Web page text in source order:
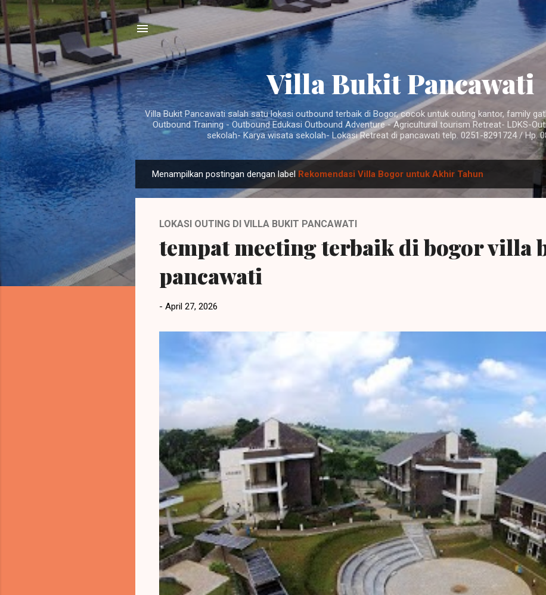
Langsung ke konten utama
Villa Bukit Pancawati
Villa Bukit Pancawati salah satu lokasi outbound terbaik di Bogor, cocok untuk outing kantor, family
Outbound Training - Outbound Edukasi Outbound Adventure - Agricultural tourism Retreat- LDKS-
sekolah- Karya wisata sekolah- Lokasi Retreat di pancawati telp. 0251-8291724 / Hp.
s
Menampilkan postingan dengan label Rekomendasi Villa Bogor untuk Akhir Tahun
LOKASI OUTING DI VILLA BUKIT PANCAWATI
tempat meeting terbaik di bogor villa
pancawati
- April 27, 2026